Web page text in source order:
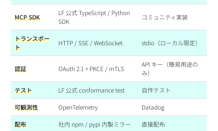
MCP SDK
LF 公式 TypeScript / Python
SDK
コミュニティ実装
トランスポー
ト
HTTP / SSE / WebSocket stdio（ローカル限定）
認証 OAuth 2.1 + PKCE / mTLS
API キー（簡易用途の
み）
テスト LF 公式 conformance test 自作テスト
可観測性 OpenTelemetry Datadog
配布 社内 npm / pypi 内製ミラー 直接配布